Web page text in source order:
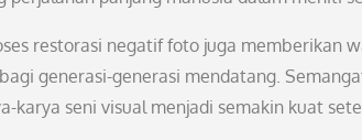
restorasi negatif foto juga memberikan
generasi-generasi mendatang.
karya seni visual menjadi semakin kuat